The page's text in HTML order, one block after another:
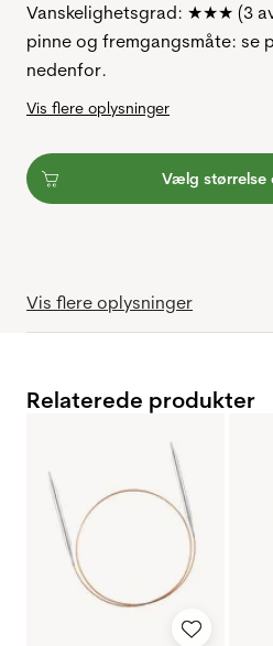
Vanskelighetsgrad: ★★★ (3
pinne og fremgangsmåte: se
nedenfor.
Vis flere oplysninger
Vælg størrelse
Vis flere oplysninger
Relaterede produkter